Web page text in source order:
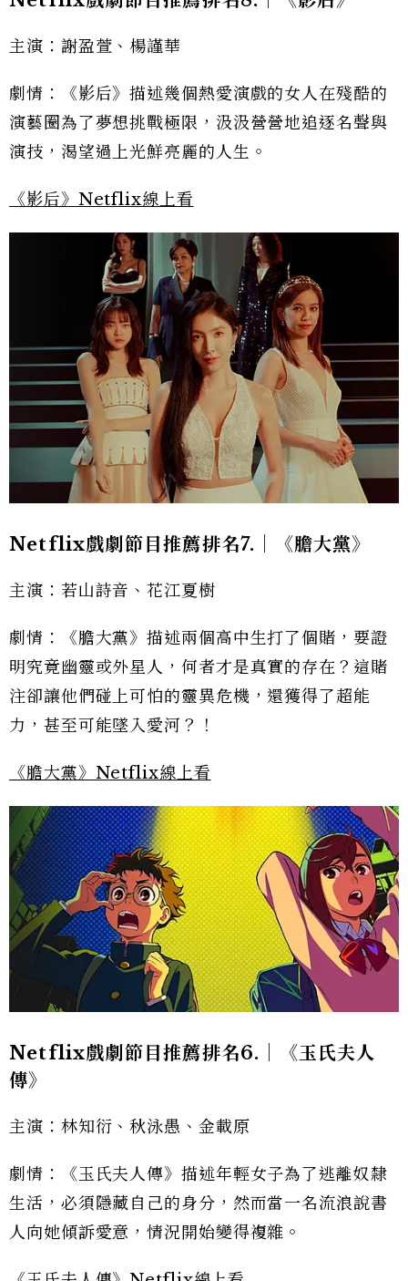
主演：謝盈萱、楊謹華
劇情：《影后》描述幾個熱愛演戲的女人在殘酷的
演藝圈為了夢想挑戰極限，汲汲營營地追逐名聲與
演技，渴望過上光鮮亮麗的人生。
《影后》Netflix線上看
Netflix戲劇節目推薦排名7.｜《膽大黨》
主演：若山詩音、花江夏樹
劇情：《膽大黨》描述兩個高中生打了個賭，要證
明究竟幽靈或外星人，何者才是真實的存在？這賭
注卻讓他們碰上可怕的靈異危機，還獲得了超能
力，甚至可能墜入愛河？！
《膽大黨》Netflix線上看
Netflix戲劇節目推薦排名6.｜《玉氏夫人
傳》
主演：林知衍、秋泳愚、金載原
劇情：《玉氏夫人傳》描述年輕女子為了逃離奴隸
生活，必須隱藏自己的身分，然而當一名流浪說書
人向她傾訴愛意，情況開始變得複雜。